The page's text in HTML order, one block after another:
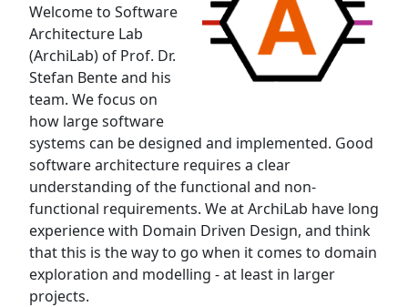
Welcome to Software
Architecture Lab
(ArchiLab) of Prof. Dr.
Stefan Bente and his
team. We focus on
how large software
systems can be designed and implemented. Good
software architecture requires a clear
understanding of the functional and non-
functional requirements. We at ArchiLab have long
experience with Domain Driven Design, and think
that this is the way to go when it comes to domain
exploration and modelling - at least in larger
projects.